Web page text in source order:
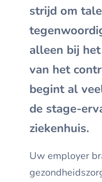
strijd om
alleen bij
van het
begint al
de stage-
ziekenhuis.
Uw employer